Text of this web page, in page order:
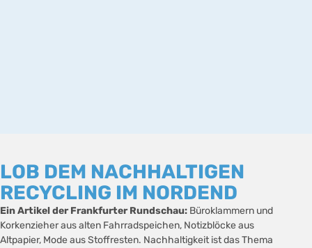
LOB DEM NACHHALTIGEN
RECYCLING IM NORDEND
Ein Artikel der Frankfurter Rundschau: Büroklammern und
Korkenzieher aus alten Fahrradspeichen, Notizblöcke aus
Altpapier, Mode aus Stoffresten. Nachhaltigkeit ist das Thema